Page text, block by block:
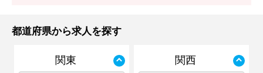
都道府県から求人を探す
関東 関西